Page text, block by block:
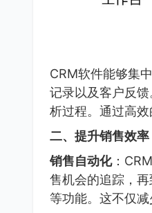
CRM软件能够集
记录以及客户反
析过程。通过高
二、提升销售效率
销售自动化：
售机会的追踪，
等功能。这不仅